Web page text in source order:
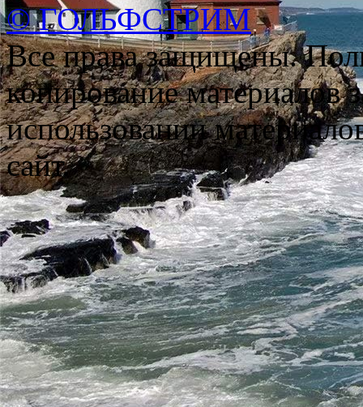
© ГОЛЬФСТРИМ
Все права защищены.
копирование материалов
использовании
сайт.